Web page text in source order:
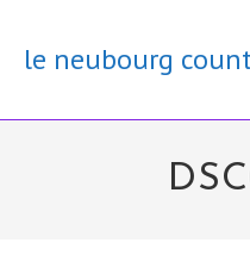
contentle neubourg